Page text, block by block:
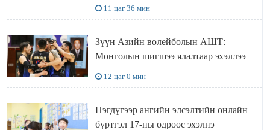
11 цаг 36 мин
Зүүн Азийн волейболын АШТ:
Монголын шигшээ ялалтаар эхэллээ
12 цаг 0 мин
Нэгдүгээр ангийн элсэлтийн онлайн
бүртгэл 17-ны өдрөөс эхэлнэ